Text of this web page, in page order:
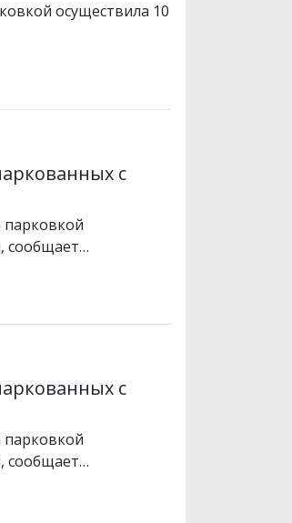
осуществила 10
с
парковкой
сообщает…
с
парковкой
сообщает…